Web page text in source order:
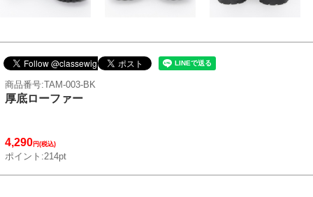
商品番号:TAM-003-BK
厚底ローファー
4,290円(税込)
ポイント:214pt